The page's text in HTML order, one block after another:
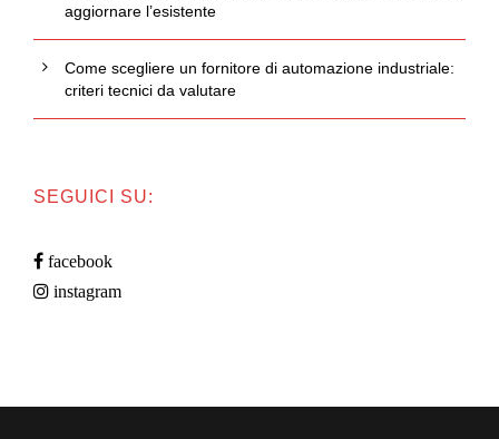
aggiornare l’esistente
Come scegliere un fornitore di automazione industriale:
criteri tecnici da valutare
SEGUICI SU:
facebook
instagram